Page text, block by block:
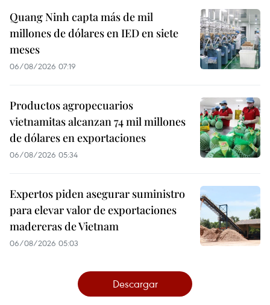
Quang Ninh capta más de mil
millones de dólares en IED en siete
meses
06/08/2026 07:19
Productos agropecuarios
vietnamitas alcanzan 74 mil millones
de dólares en exportaciones
06/08/2026 05:34
Expertos piden asegurar suministro
para elevar valor de exportaciones
madereras de Vietnam
06/08/2026 05:03
Descargar